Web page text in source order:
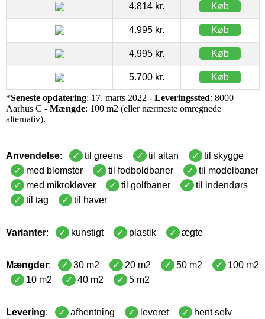
4.814 kr. Køb
4.995 kr. Køb
4.995 kr. Køb
5.700 kr. Køb
*Seneste opdatering: 17. marts 2022 - Leveringssted: 8000
Aarhus C - Mængde: 100 m2 (eller nærmeste omregnede
alternativ).
Anvendelse: til greens til altan
til skygge
med blomster
til fodboldbaner
til modelbaner
med mikrokløver
til golfbaner
til indendørs
til tag
til haver
Varianter: kunstigt plastik ægte
Mængder: 30 m2 20 m2 50 m2
100 m2
10 m2
40 m2 5 m2
Levering: afhentning leveret hent selv